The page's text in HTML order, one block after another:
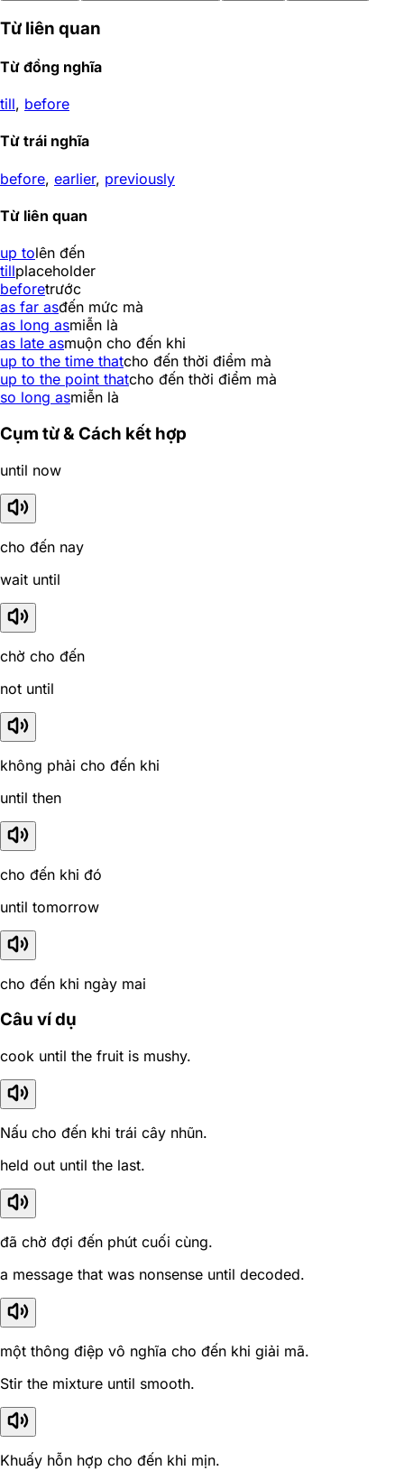
Từ liên quan
Từ đồng nghĩa
till, before
Từ trái nghĩa
before, earlier, previously
Từ liên quan
up tolên đến
tillplaceholder
beforetrước
as far asđến mức mà
as long asmiễn là
as late asmuộn cho đến khi
up to the time thatcho đến thời điểm mà
up to the point thatcho đến thời điểm mà
so long asmiễn là
Cụm từ & Cách kết hợp
until now
cho đến nay
wait until
chờ cho đến
not until
không phải cho đến khi
until then
cho đến khi đó
until tomorrow
cho đến khi ngày mai
Câu ví dụ
cook until the fruit is mushy.
Nấu cho đến khi trái cây nhũn.
held out until the last.
đã chờ đợi đến phút cuối cùng.
a message that was nonsense until decoded.
một thông điệp vô nghĩa cho đến khi giải mã.
Stir the mixture until smooth.
Khuấy hỗn hợp cho đến khi mịn.